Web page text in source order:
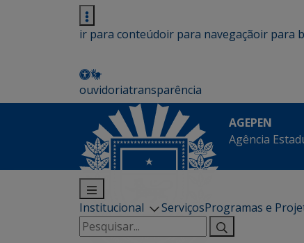
ir para conteúdoir para navegaçãoir para
ouvidoriatransparência
AGEPEN
Agência
Institucional ServiçosProgramas e
Pesquisar